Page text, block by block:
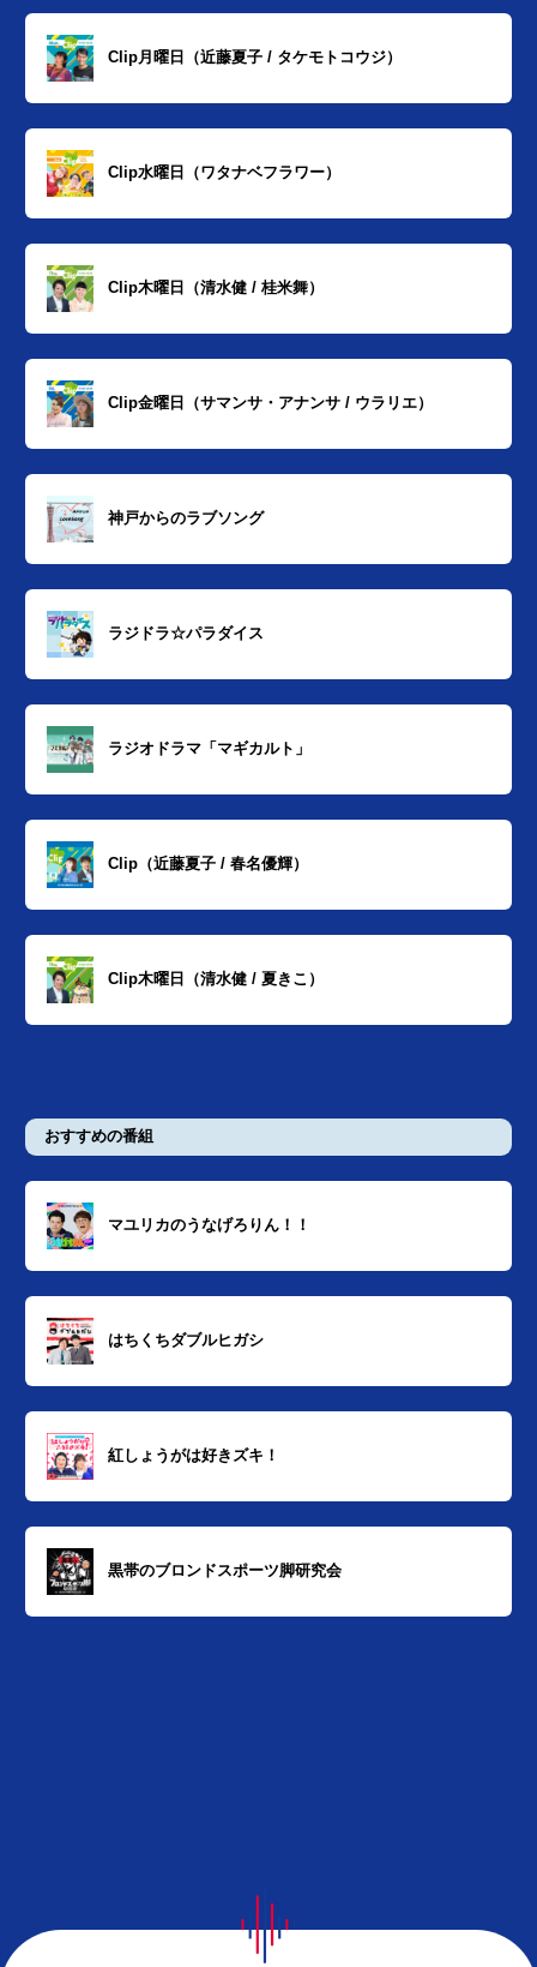
Clip月曜日（近藤夏子 / タケモトコウジ）
Clip水曜日（ワタナベフラワー）
Clip木曜日（清水健 / 桂米舞）
Clip金曜日（サマンサ・アナンサ / ウラリエ）
神戸からのラブソング
ラジドラ☆パラダイス
ラジオドラマ「マギカルト」
Clip（近藤夏子 / 春名優輝）
Clip木曜日（清水健 / 夏きこ）
おすすめの番組
マユリカのうなげろりん！！
はちくちダブルヒガシ
紅しょうがは好きズキ！
黒帯のブロンドスポーツ脚研究会